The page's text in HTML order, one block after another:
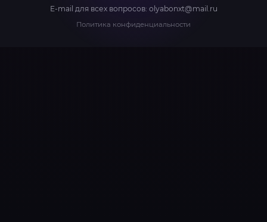
E-mail для всех вопросов: olyabonxt@mail.ru
Политика конфиденциальности